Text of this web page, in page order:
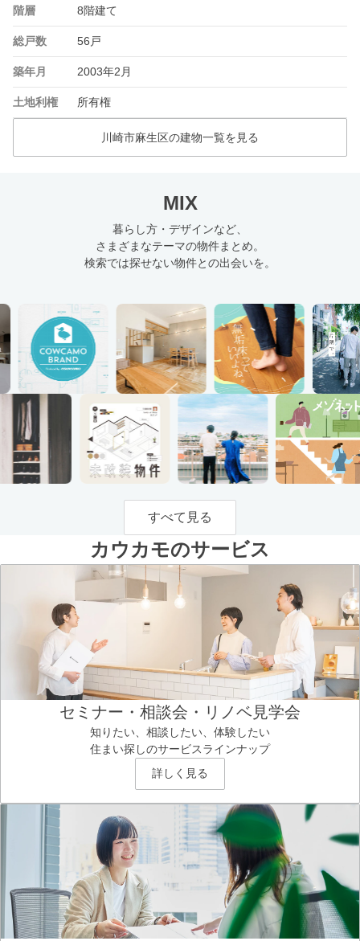
階層 8階建て
総戸数 56戸
築年月 2003年2月
土地利権 所有権
川崎市麻生区の建物一覧を見る
MIX
暮らし方・デザインなど、
さまざまなテーマの物件まとめ。
検索では探せない物件との出会いを。
すべて見る
カウカモのサービス
セミナー・相談会・リノベ見学会
知りたい、相談したい、体験したい
住まい探しのサービスラインナップ
詳しく見る